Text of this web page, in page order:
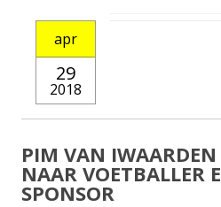
apr
29
2018
PIM VAN IWAARDEN
NAAR VOETBALLER
SPONSOR